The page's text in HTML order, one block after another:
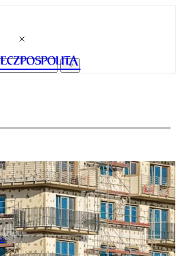
2026: nowe zasady
wobec inwestorów